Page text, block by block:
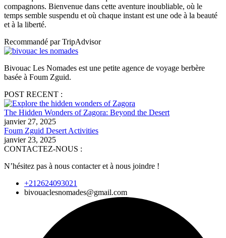
compagnons. Bienvenue dans cette aventure inoubliable, où le
temps semble suspendu et où chaque instant est une ode à la beauté
et à la liberté.
Recommandé par TripAdvisor
Bivouac Les Nomades est une petite agence de voyage berbère
basée à Foum Zguid.
POST RECENT :
The Hidden Wonders of Zagora: Beyond the Desert
janvier 27, 2025
Foum Zguid Desert Activities
janvier 23, 2025
CONTACTEZ-NOUS :
N’hésitez pas à nous contacter et à nous joindre !
+212624093021
bivouaclesnomades@gmail.com